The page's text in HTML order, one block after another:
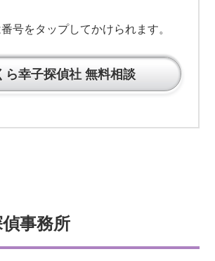
号をタップしてかけられます。
ら幸子探偵社 無料相談
事務所